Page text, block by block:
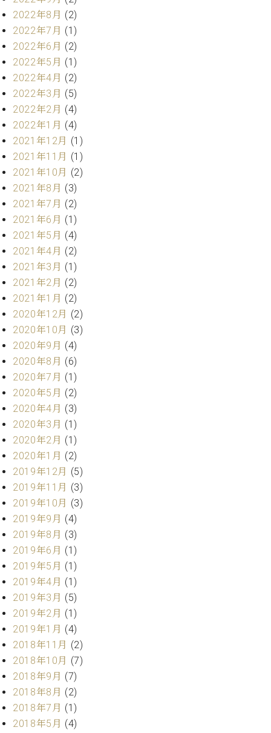
W.
ホ
フ
マ
ン
プ
ロ
フ
ェ
ッ
シ
ョ
ナ
ル
W.
ホ
フ
マ
ン
ト
ラ
デ
ィ
シ
ョ
ン
W.
ホ
フ
マ
ン
ヴ
ィ
ジ
ョ
ン
C.BECHSTEIN
Digital(ベ
ヒ
シ
ュ
タ
イ
ン
デ
ジ
タ
ル)
(PDF)
お
問
合
わ
せ
本
社
八
王
子
・
技
術
営
業
ン
タ
ー
ス
タ
ッ
ご
挨
拶
技
術
紹
介
展示
情報
【ユ
ーロ
ピア
ノ特
選中
古】
イ
ベ
ト
情
報
八
王
子
2022年8月 (2)
2022年7月 (1)
2022年6月 (2)
2022年5月 (1)
2022年4月 (2)
2022年3月 (5)
2022年2月 (4)
2022年1月 (4)
2021年12月 (1)
2021年11月 (1)
2021年10月 (2)
2021年8月 (3)
2021年7月 (2)
2021年6月 (1)
2021年5月 (4)
2021年4月 (2)
2021年3月 (1)
2021年2月 (2)
2021年1月 (2)
2020年12月 (2)
2020年10月 (3)
2020年9月 (4)
2020年8月 (6)
2020年7月 (1)
2020年5月 (2)
2020年4月 (3)
2020年3月 (1)
2020年2月 (1)
2020年1月 (2)
2019年12月 (5)
2019年11月 (3)
2019年10月 (3)
2019年9月 (4)
2019年8月 (3)
2019年6月 (1)
2019年5月 (1)
2019年4月 (1)
2019年3月 (5)
2019年2月 (1)
2019年1月 (4)
2018年11月 (2)
2018年10月 (7)
2018年9月 (7)
2018年8月 (2)
2018年7月 (1)
2018年5月 (4)